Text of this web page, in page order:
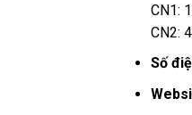
CN1:
CN2:
Số